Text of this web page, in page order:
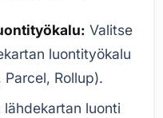
Valitse
luontityökalu
Rollup).
lähdekartan luonti